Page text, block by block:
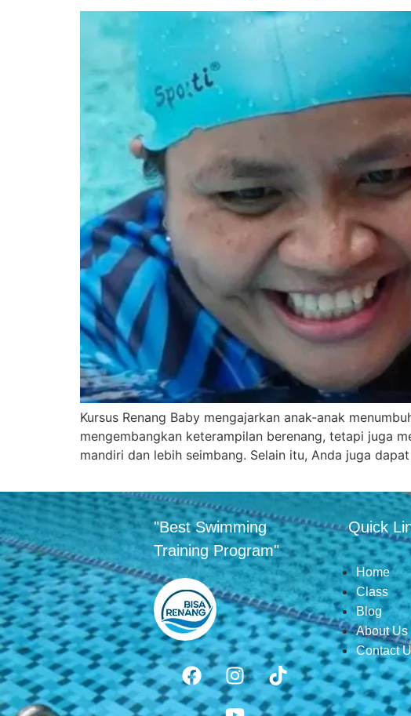
Kursus Renang Baby mengajarkan anak-anak
mengembangkan keterampilan berenang, tetapi juga
mandiri dan lebih seimbang. Selain itu, Anda juga
"Best Swimming
Training Program"
Quick
Home
Class
Blog
About Us
Contact